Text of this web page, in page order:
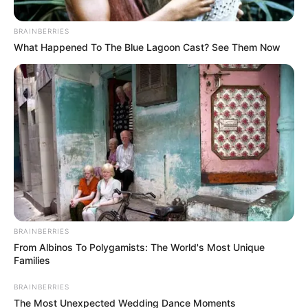
Coprensa
Alimentación escolar
Por:
Fredy Leonardo Daza Sepúlveda
Abril 17, 2020
BRAINBERRIES
What Happened To The Blue Lagoon Cast? See Them Now
BRAINBERRIES
From Albinos To Polygamists: The World's Most Unique
Families
BRAINBERRIES
The Most Unexpected Wedding Dance Moments